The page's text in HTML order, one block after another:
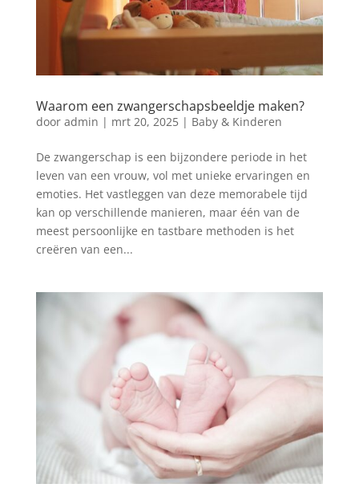
Waarom een zwangerschapsbeeldje maken?
door admin | mrt 20, 2025| Baby & Kinderen
De zwangerschap is een bijzondere periode in het
leven van een vrouw, vol met unieke ervaringen en
emoties. Het vastleggen van deze memorabele tijd
kan op verschillende manieren, maar één van de
meest persoonlijke en tastbare methoden is het
creëren van een...